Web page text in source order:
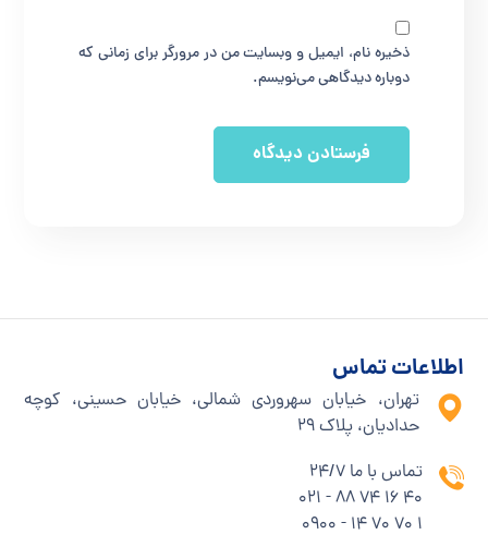
ذخیره نام، ایمیل و وبسایت من در مرورگر برای زمانی که
دوباره دیدگاهی می‌نویسم.
اطلاعات تماس
تهران، خیابان سهروردی شمالی، خیابان حسینی، کوچه
حدادیان، پلاک ۲۹
تماس با ما 24/7
40 16 74 88 - 021
1 70 70 14 - 0900